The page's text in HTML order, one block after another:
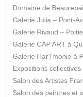
Domaine de
Galerie Julia – Pont-
Galerie Rivaud –
Galerie CAP’ART à
Galerie HarTmonie à
Expositions collectives
Salon des Artistes
Salon des peintres et